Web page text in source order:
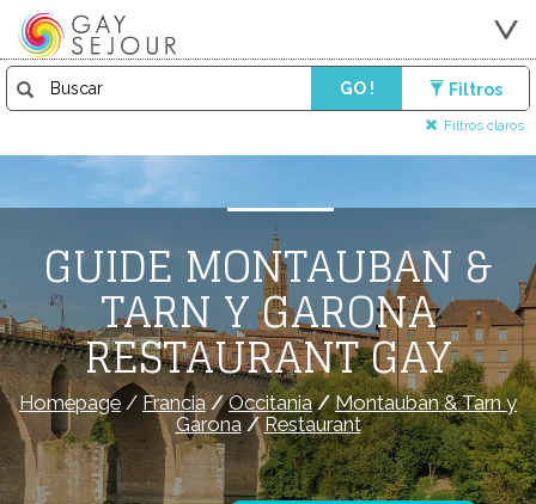
GO ! Filtros
Filtros claros
GUIDE MONTAUBAN &
TARN Y GARONA
RESTAURANT GAY
Homepage / Francia/Occitania/Montauban & Tarn y
Garona/Restaurant